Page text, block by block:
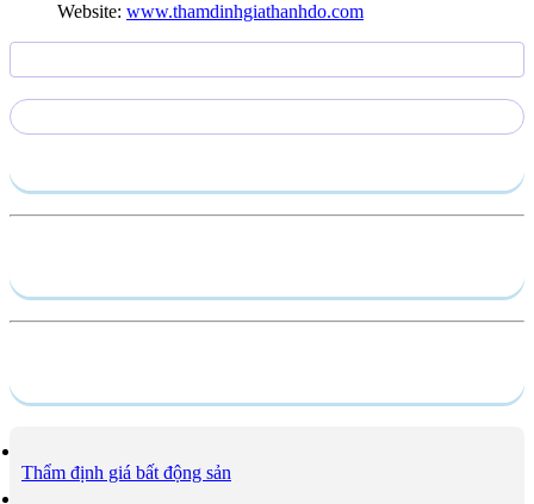
Website: www.thamdinhgiathanhdo.com
Thẩm định giá bất động sản